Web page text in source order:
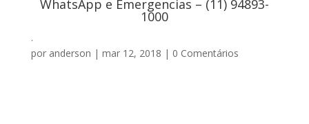
WhatsApp e Emergencias – (11) 94893-
1000
.
por anderson | mar 12, 2018 | 0 Comentários